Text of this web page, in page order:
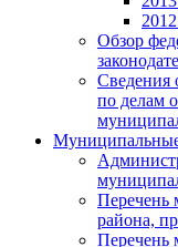
Обзор
Сведения
по делам
Перечень
района,
Перечень